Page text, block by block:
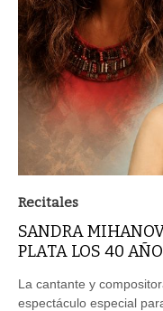
Recitales
SANDRA
PLATA LOS 40
La cantante y
espectáculo especial